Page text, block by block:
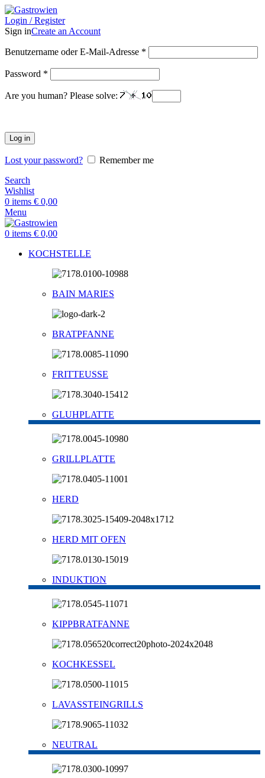
Login / Register
Sign inCreate an Account
Benutzername oder E-Mail-Adresse *
Password *
Are you human? Please solve:
Log in
Lost your password?
Remember me
Search
Wishlist
0 items € 0,00
Menu
0 items € 0,00
KOCHSTELLE
BAIN MARIES
BRATPFANNE
FRITTEUSSE
GLUHPLATTE
GRILLPLATTE
HERD
HERD MIT OFEN
INDUKTION
KIPPBRATFANNE
KOCHKESSEL
LAVASSTEINGRILLS
NEUTRAL